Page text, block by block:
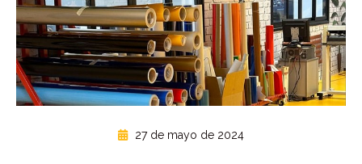
27 de mayo de 2024